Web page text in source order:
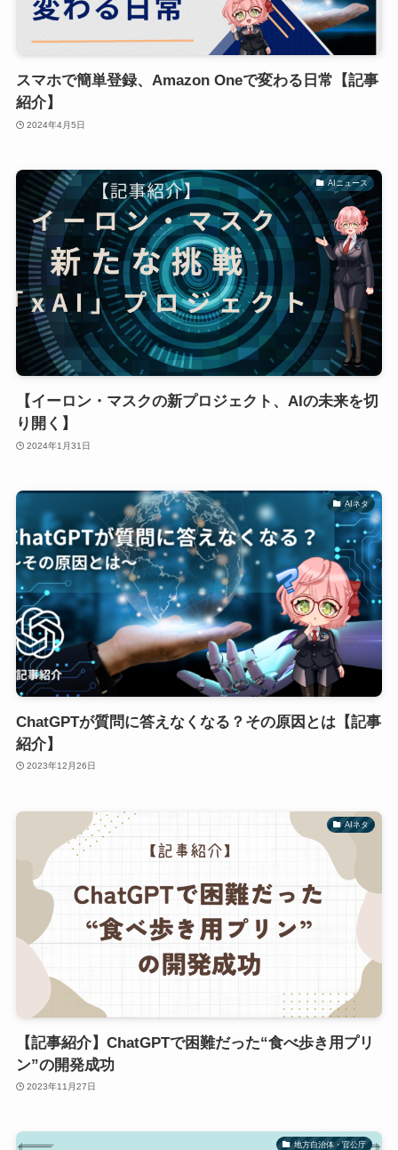
スマホで簡単登録、Amazon Oneで変わる日常【記事
紹介】
2024年4月5日
AIニュース
【イーロン・マスクの新プロジェクト、AIの未来を切
り開く】
2024年1月31日
AIネタ
ChatGPTが質問に答えなくなる？その原因とは【記事
紹介】
2023年12月26日
AIネタ
【記事紹介】ChatGPTで困難だった“食べ歩き用プリ
ン”の開発成功
2023年11月27日
地方自治体・官公庁